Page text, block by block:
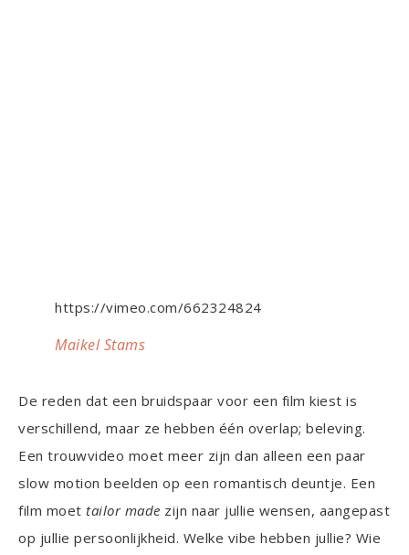
https://vimeo.com/662324824
Maikel Stams
De reden dat een bruidspaar voor een film kiest is
verschillend, maar ze hebben één overlap; beleving.
Een trouwvideo moet meer zijn dan alleen een paar
slow motion beelden op een romantisch deuntje. Een
film moet tailor made zijn naar jullie wensen, aangepast
op jullie persoonlijkheid. Welke vibe hebben jullie? Wie